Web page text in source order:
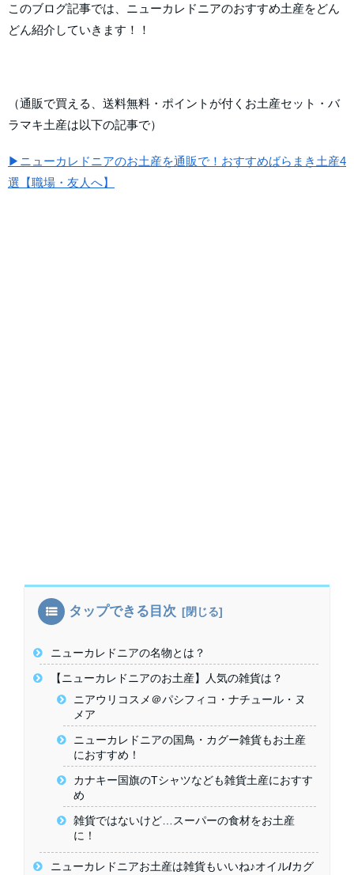
このブログ記事では、ニューカレドニアのおすすめ土産をどん
どん紹介していきます！！
（通販で買える、送料無料・ポイントが付くお土産セット・バ
ラマキ土産は以下の記事で）
▶ニューカレドニアのお土産を通販で！おすすめばらまき土産4
選【職場・友人へ】
タップできる目次
ニューカレドニアの名物とは？
【ニューカレドニアのお土産】人気の雑貨は？
ニアウリコスメ＠パシフィコ・ナチュール・ヌ
メア
ニューカレドニアの国鳥・カグー雑貨もお土産
におすすめ！
カナキー国旗のTシャツなども雑貨土産におすす
め
雑貨ではないけど…スーパーの食材をお土産
に！
ニューカレドニアお土産は雑貨もいいね♪オイル/カグ